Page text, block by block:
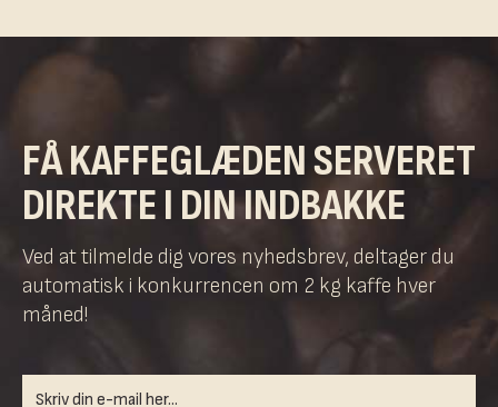
FÅ KAFFEGLÆDEN SERVERET
DIREKTE I DIN INDBAKKE
Ved at tilmelde dig vores nyhedsbrev, deltager du
automatisk i konkurrencen om 2 kg kaffe hver
måned!